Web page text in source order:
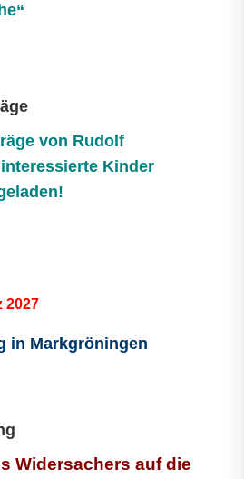
von Rudolf
Kinder
2027
in Markgröningen
Widersachers auf die